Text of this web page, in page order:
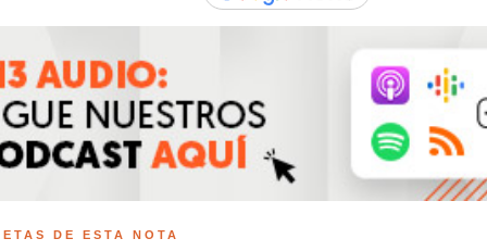
DE ESTA NOTA